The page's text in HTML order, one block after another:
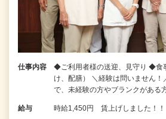
仕事内容
◆ご利用者様の送迎、見守り ◆食
け、配膳） ＼経験は問いません
で、未経験の方やブランクがある
給与 時給1,450円 賃上げしました！！